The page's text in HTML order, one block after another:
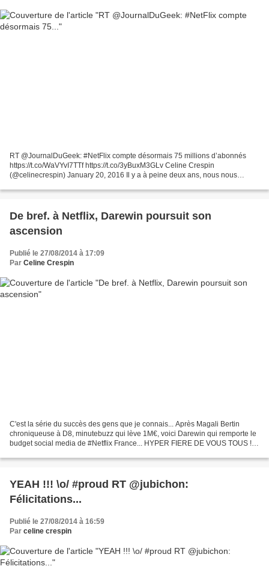
RT @JournalDuGeek: #NetFlix compte désormais 75 millions d’abonnés
https://t.co/WaVYvI7TTf https://t.co/3yBuxM3GLv Celine Crespin
(@celinecrespin) January 20, 2016 Il y a à peine deux ans, nous nous
De bref. à Netflix, Darewin poursuit son
ascension
Publié le 27/08/2014 à 17:09
Par Celine Crespin
C'est la série du succès des gens que je connais... Après Magali Bertin
chroniqueuse à D8, minutebuzz qui lève 1M€, voici Darewin qui remporte le
budget social media de #Netflix France... HYPER FIERE DE VOUS TOUS !!!!
Darewin,...
YEAH !!! \o/ #proud RT @jubichon:
Félicitations...
Publié le 27/08/2014 à 16:59
Par celine crespin